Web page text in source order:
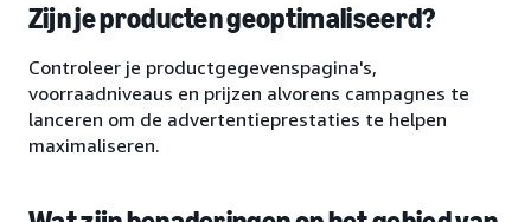
Zijn je producten geoptimaliseerd?
Controleer je productgegevenspagina's,
voorraadniveaus en prijzen alvorens campagnes te
lanceren om de advertentieprestaties te helpen
maximaliseren.